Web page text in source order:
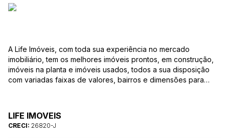
A Life Imóveis, com toda sua experiência no mercado
imobiliário, tem os melhores imóveis prontos, em construção,
imóveis na planta e imóveis usados, todos a sua disposição
com variadas faixas de valores, bairros e dimensões para
as suas dúvidas sobre casas, apartamentos, terrenos, salas
comerciais e outros produtos imobiliários.
LIFE IMOVEIS
CRECI: 26820-J